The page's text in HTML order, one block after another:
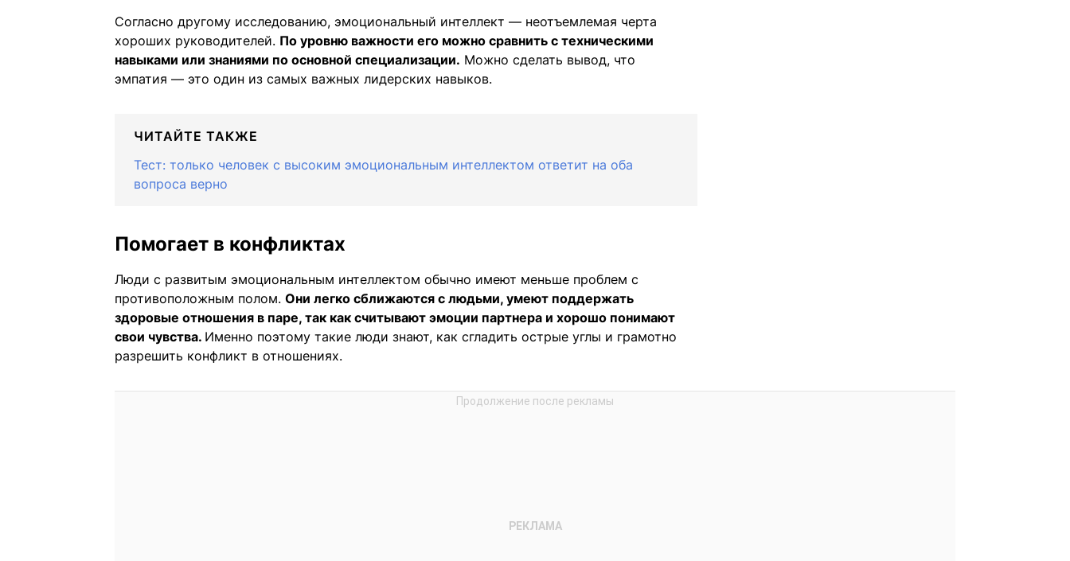
Согласно другому исследованию, эмоциональный интеллект — неотъемлемая черта
хороших руководителей. По уровню важности его можно сравнить с техническими
навыками или знаниями по основной специализации. Можно сделать вывод, что
эмпатия — это один из самых важных лидерских навыков.
ЧИТАЙТЕ ТАКЖЕ
Тест: только человек с высоким эмоциональным интеллектом ответит на оба
вопроса верно
Помогает в конфликтах
Люди с развитым эмоциональным интеллектом обычно имеют меньше проблем с
противоположным полом. Они легко сближаются с людьми, умеют поддержать
здоровые отношения в паре, так как считывают эмоции партнера и хорошо понимают
свои чувства. Именно поэтому такие люди знают, как сгладить острые углы и грамотно
разрешить конфликт в отношениях.